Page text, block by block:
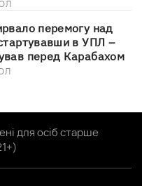
перемогу над
в УПЛ –
перед Карабахом
для осіб старше